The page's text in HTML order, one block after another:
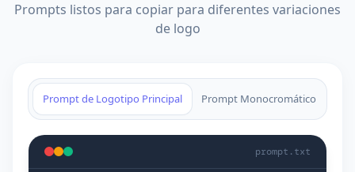
Prompts listos para copiar para diferentes variaciones
de logo
Prompt de Logotipo Principal Prompt Monocromático
prompt.txt